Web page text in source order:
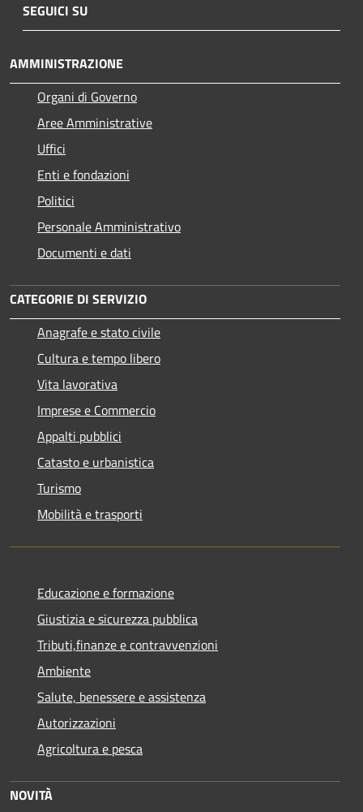
SEGUICI SU
AMMINISTRAZIONE
Organi di Governo
Aree Amministrative
Uffici
Enti e fondazioni
Politici
Personale Amministrativo
Documenti e dati
CATEGORIE DI SERVIZIO
Anagrafe e stato civile
Cultura e tempo libero
Vita lavorativa
Imprese e Commercio
Appalti pubblici
Catasto e urbanistica
Turismo
Mobilità e trasporti
Educazione e formazione
Giustizia e sicurezza pubblica
Tributi,finanze e contravvenzioni
Ambiente
Salute, benessere e assistenza
Autorizzazioni
Agricoltura e pesca
NOVITÀ